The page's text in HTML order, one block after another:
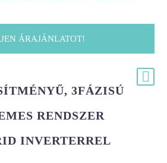
ÁRAJÁNLATOT!
3FÁZISÚ
RENDSZER
INVERTERREL